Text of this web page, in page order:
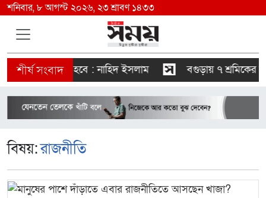
শনিবার, ৮ আগস্ট ২০২৬, ২৩ শ্রাবণ ১৪৩৩
স্বৈরাচারী হবে : নাহিদ ইসলাম বগুড়ায় ৭ শ্রমিকের
বিষয়:রাজনীতি